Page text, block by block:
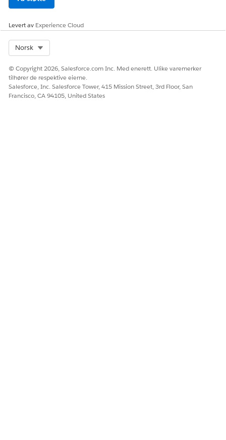
Levert av Experience Cloud
Norsk
© Copyright 2026, Salesforce.com Inc. Med enerett. Ulike varemerker
tilhører de respektive eierne.
Salesforce, Inc. Salesforce Tower, 415 Mission Street, 3rd Floor, San
Francisco, CA 94105, United States